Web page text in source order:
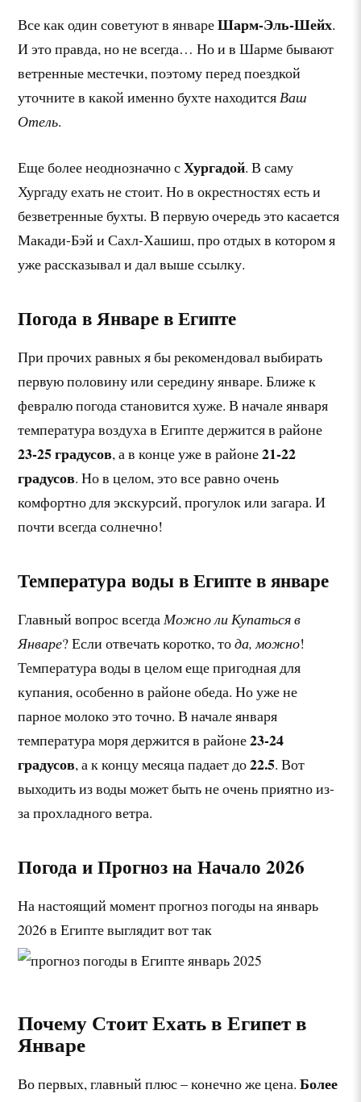
Все как один советуют в январеШарм-Эль-Шейх.
И это правда, но не всегда… Но и в Шарме бывают
ветренные местечки, поэтому перед поездкой
уточните в какой именно бухте находится Ваш
Отель.
Еще более неоднозначно сХургадой. В саму
Хургаду ехать не стоит. Но в окрестностях есть и
безветренные бухты. В первую очередь это касается
Макади-Бэй и Сахл-Хашиш, про отдых в котором я
уже рассказывал и дал выше ссылку.
Погода в Январе в Египте
При прочих равных я бы рекомендовал выбирать
первую половину или середину январе. Ближе к
февралю погода становится хуже. В начале января
температура воздуха в Египте держится в районе
23-25 градусов, а в конце уже в районе21-22
градусов. Но в целом, это все равно очень
комфортно для экскурсий, прогулок или загара. И
почти всегда солнечно!
Температура воды в Египте в январе
Главный вопрос всегда Можно ли Купаться в
Январе? Если отвечать коротко, тода, можно!
Температура воды в целом еще пригодная для
купания, особенно в районе обеда. Но уже не
парное молоко это точно. В начале января
температура моря держится в районе23-24
градусов, а к концу месяца падает до22.5. Вот
выходить из воды может быть не очень приятно из-
за прохладного ветра.
Погода и Прогноз на Начало 2026
На настоящий момент прогноз погоды на январь
2026 в Египте выглядит вот так
Почему Стоит Ехать в Египет в
Январе
Во первых, главный плюс – конечно же цена.Более